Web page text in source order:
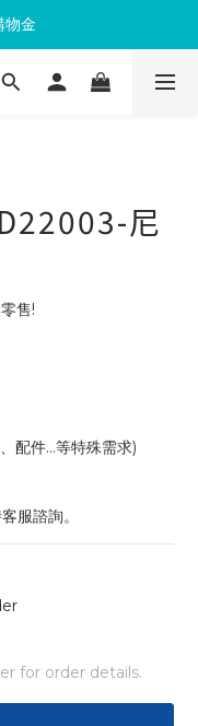
金
物金
元購物金
尼
售!
配件...等特殊需求)
服諮詢。
for order details.